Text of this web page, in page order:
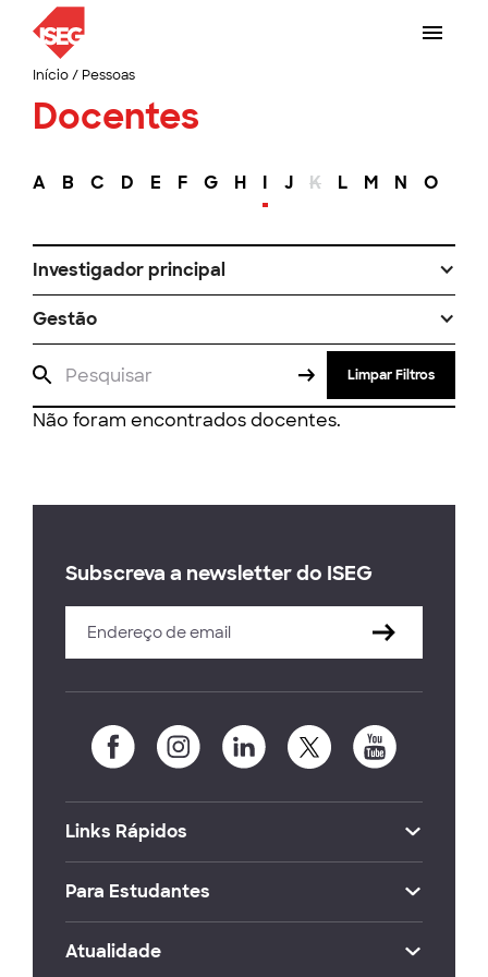
Início/ Pessoas
Docentes
A B C D E F G H I J K L M N O
Investigador principal
Gestão
Limpar Filtros
Não foram encontrados docentes.
Subscreva a newsletter do ISEG
Links Rápidos
Para Estudantes
Atualidade